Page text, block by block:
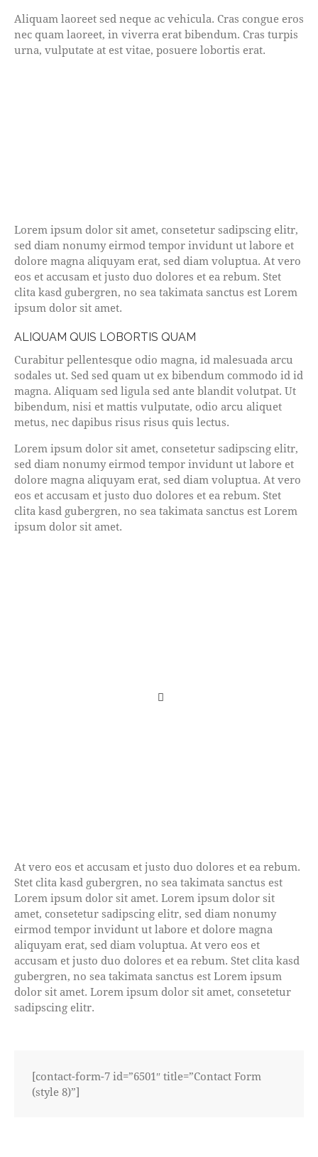
Aliquam laoreet sed neque ac vehicula. Cras congue eros
nec quam laoreet, in viverra erat bibendum. Cras turpis
urna, vulputate at est vitae, posuere lobortis erat.
Lorem ipsum dolor sit amet, consetetur sadipscing elitr,
sed diam nonumy eirmod tempor invidunt ut labore et
dolore magna aliquyam erat, sed diam voluptua. At vero
eos et accusam et justo duo dolores et ea rebum. Stet
clita kasd gubergren, no sea takimata sanctus est Lorem
ipsum dolor sit amet.
ALIQUAM QUIS LOBORTIS QUAM
Curabitur pellentesque odio magna, id malesuada arcu
sodales ut. Sed sed quam ut ex bibendum commodo id id
magna. Aliquam sed ligula sed ante blandit volutpat. Ut
bibendum, nisi et mattis vulputate, odio arcu aliquet
metus, nec dapibus risus risus quis lectus.
Lorem ipsum dolor sit amet, consetetur sadipscing elitr,
sed diam nonumy eirmod tempor invidunt ut labore et
dolore magna aliquyam erat, sed diam voluptua. At vero
eos et accusam et justo duo dolores et ea rebum. Stet
clita kasd gubergren, no sea takimata sanctus est Lorem
ipsum dolor sit amet.
At vero eos et accusam et justo duo dolores et ea rebum.
Stet clita kasd gubergren, no sea takimata sanctus est
Lorem ipsum dolor sit amet. Lorem ipsum dolor sit
amet, consetetur sadipscing elitr, sed diam nonumy
eirmod tempor invidunt ut labore et dolore magna
aliquyam erat, sed diam voluptua. At vero eos et
accusam et justo duo dolores et ea rebum. Stet clita kasd
gubergren, no sea takimata sanctus est Lorem ipsum
dolor sit amet. Lorem ipsum dolor sit amet, consetetur
sadipscing elitr.
[contact-form-7 id=”6501″ title=”Contact Form
(style 8)”]